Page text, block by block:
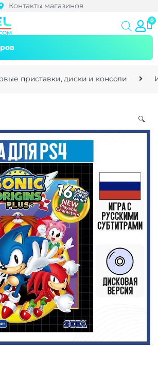
Контакты магазинов
приставки, диски и консоли
🔍